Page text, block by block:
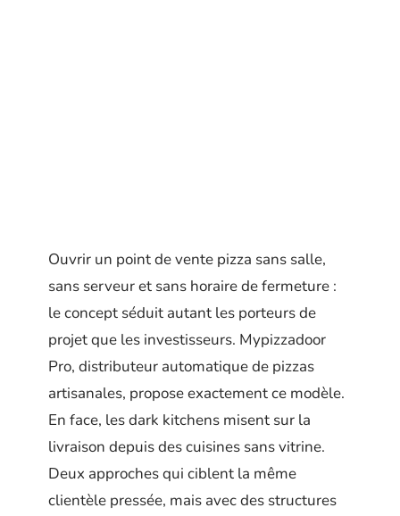
Ouvrir un point de vente pizza sans salle,
sans serveur et sans horaire de fermeture :
le concept séduit autant les porteurs de
projet que les investisseurs. Mypizzadoor
Pro, distributeur automatique de pizzas
artisanales, propose exactement ce modèle.
En face, les dark kitchens misent sur la
livraison depuis des cuisines sans vitrine.
Deux approches qui ciblent la même
clientèle pressée, mais avec des structures